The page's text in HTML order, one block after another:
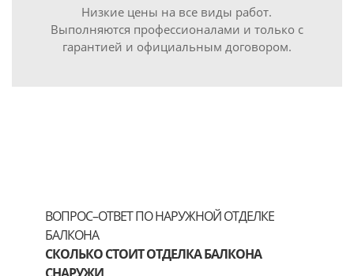
Низкие цены на все виды работ.
Выполняются профессионалами и только с
гарантией и официальным договором.
ВОПРОС–ОТВЕТ ПО НАРУЖНОЙ ОТДЕЛКЕ
БАЛКОНА
СКОЛЬКО СТОИТ ОТДЕЛКА БАЛКОНА
СНАРУЖИ